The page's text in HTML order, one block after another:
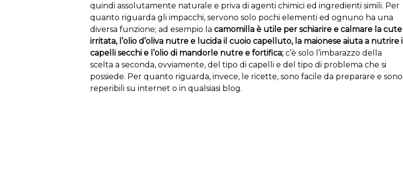
quindi assolutamente naturale e priva di agenti chimici ed ingredienti simili. Per
quanto riguarda gli impacchi, servono solo pochi elementi ed ognuno ha una
diversa funzione; ad esempio la camomilla è utile per schiarire e calmare la cute
irritata, l’olio d’oliva nutre e lucida il cuoio capelluto, la maionese aiuta a nutrire i
capelli secchi e l’olio di mandorle nutre e fortifica;c’è solo l’imbarazzo della
scelta a seconda, ovviamente, del tipo di capelli e del tipo di problema che si
possiede. Per quanto riguarda, invece, le ricette, sono facile da preparare e sono
reperibili su internet o in qualsiasi blog.